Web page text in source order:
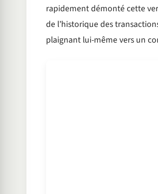
rapidement démonté cette
de l’historique des
plaignant lui-même vers un